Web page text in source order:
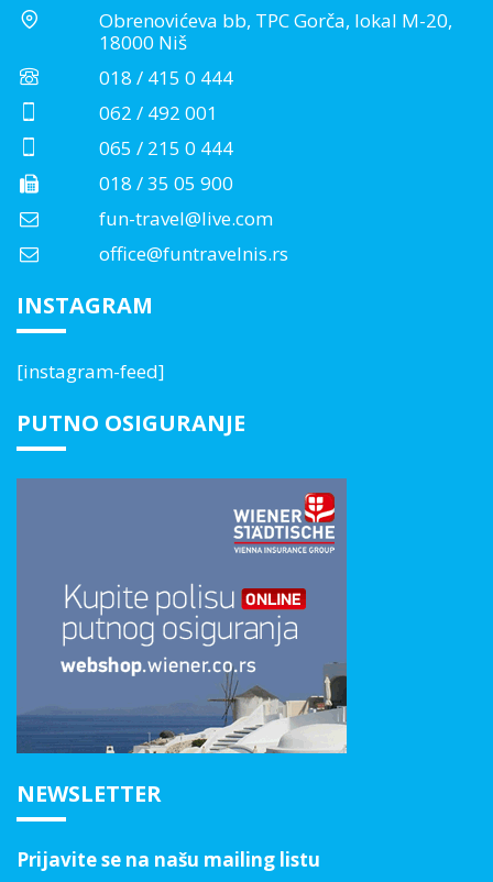
Obrenovićeva bb, TPC Gorča, lokal M-20,
18000 Niš
018 / 415 0 444
062 / 492 001
065 / 215 0 444
018 / 35 05 900
fun-travel@live.com
office@funtravelnis.rs
INSTAGRAM
[instagram-feed]
PUTNO OSIGURANJE
NEWSLETTER
Prijavite se na našu mailing listu